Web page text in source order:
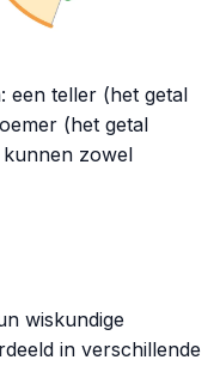
een teller (het getal
(het getal
zowel
wiskundige
in verschillende